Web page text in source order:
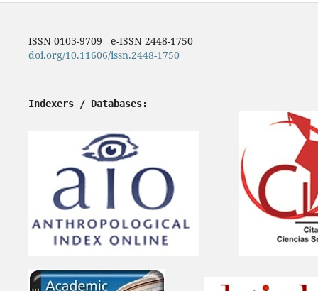
ISSN 0103-9709 e-ISSN 2448-1750
doi.org/10.11606/issn.2448-1750
Indexers / Databases: